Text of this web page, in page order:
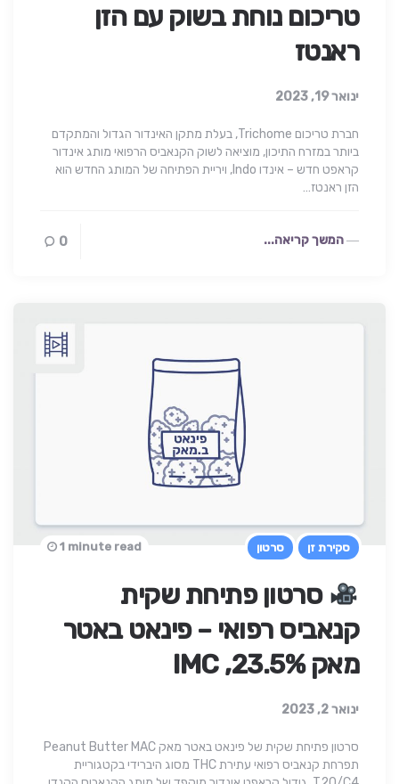
טריכום נוחת בשוק עם הזן
ראנטז
ינואר 19, 2023
חברת טריכום Trichome, בעלת מתקן האינדור הגדול והמתקדם
ביותר במזרח התיכון, מוציאה לשוק הקנאביס הרפואי מותג אינדור
קראפט חדש – אינדו Indo, ויריית הפתיחה של המותג החדש הוא
הזן ראנטז…
המשך קריאה... 0
סקירת זן סרטון
סרטון פתיחת שקית
קנאביס רפואי – פינאט באטר
מאק 23.5%, IMC
ינואר 2, 2023
1 minute read
סרטון פתיחת שקית של פינאט באטר מאק Peanut Butter MAC
תפרחת קנאביס רפואי עתירת THC מסוג היברידי בקטגוריית